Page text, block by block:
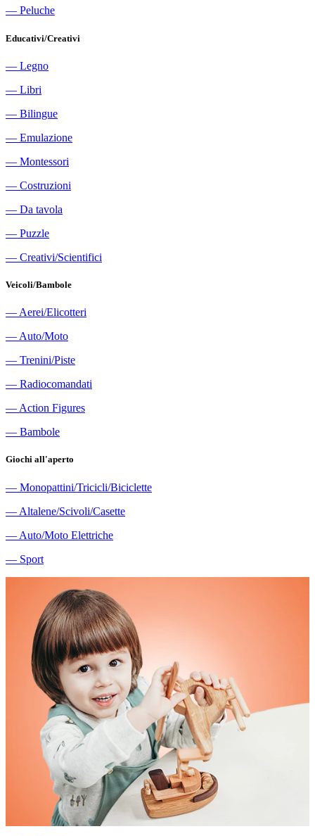
― Peluche
Educativi/Creativi
― Legno
― Libri
― Bilingue
― Emulazione
― Montessori
― Costruzioni
― Da tavola
― Puzzle
― Creativi/Scientifici
Veicoli/Bambole
― Aerei/Elicotteri
― Auto/Moto
― Trenini/Piste
― Radiocomandati
― Action Figures
― Bambole
Giochi all'aperto
― Monopattini/Tricicli/Biciclette
― Altalene/Scivoli/Casette
― Auto/Moto Elettriche
― Sport